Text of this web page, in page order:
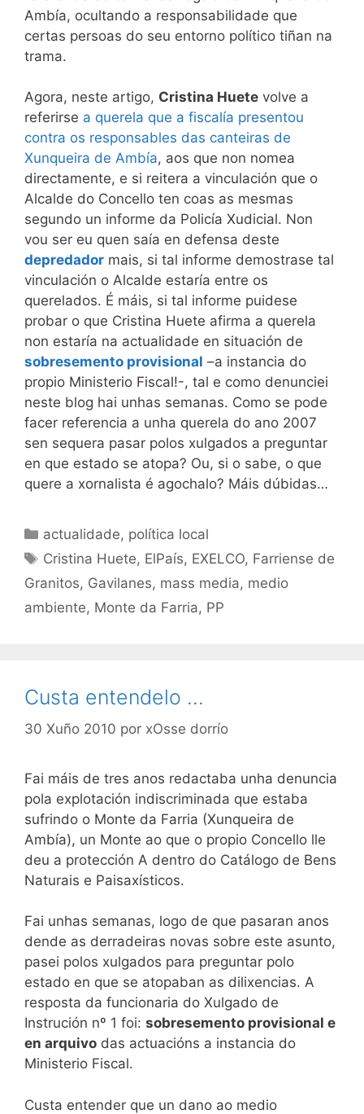
Ambía, ocultando a responsabilidade que
certas persoas do seu entorno político tiñan na
trama.
Agora, neste artigo, Cristina Huete volve a
referirse a querela que a fiscalía presentou
contra os responsables das canteiras de
Xunqueira de Ambía, aos que non nomea
directamente, e si reitera a vinculación que o
Alcalde do Concello ten coas as mesmas
segundo un informe da Policía Xudicial. Non
vou ser eu quen saía en defensa deste
depredador mais, si tal informe demostrase tal
vinculación o Alcalde estaría entre os
querelados. É máis, si tal informe puidese
probar o que Cristina Huete afirma a querela
non estaría na actualidade en situación de
sobresemento provisional –a instancia do
propio Ministerio Fiscal!-, tal e como denunciei
neste blog hai unhas semanas. Como se pode
facer referencia a unha querela do ano 2007
sen sequera pasar polos xulgados a preguntar
en que estado se atopa? Ou, si o sabe, o que
quere a xornalista é agochalo? Máis dúbidas…
Categorías
actualidade, política local
Etiquetas
Cristina Huete, ElPaís, EXELCO, Farriense de
Granitos, Gavilanes, mass media, medio
ambiente, Monte da Farria, PP
Custa entendelo …
30 Xuño 2010 por xOsse dorrío
Fai máis de tres anos redactaba unha denuncia
pola explotación indiscriminada que estaba
sufrindo o Monte da Farria (Xunqueira de
Ambía), un Monte ao que o propio Concello lle
deu a protección A dentro do Catálogo de Bens
Naturais e Paisaxísticos.
Fai unhas semanas, logo de que pasaran anos
dende as derradeiras novas sobre este asunto,
pasei polos xulgados para preguntar polo
estado en que se atopaban as dilixencias. A
resposta da funcionaria do Xulgado de
Instrución nº 1 foi: sobresemento provisional e
en arquivo das actuacións a instancia do
Ministerio Fiscal.
Custa entender que un dano ao medio